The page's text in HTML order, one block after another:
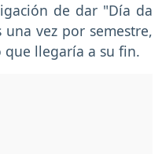
de dar "Día da
vez por semestre,
que llegaría a su fin.